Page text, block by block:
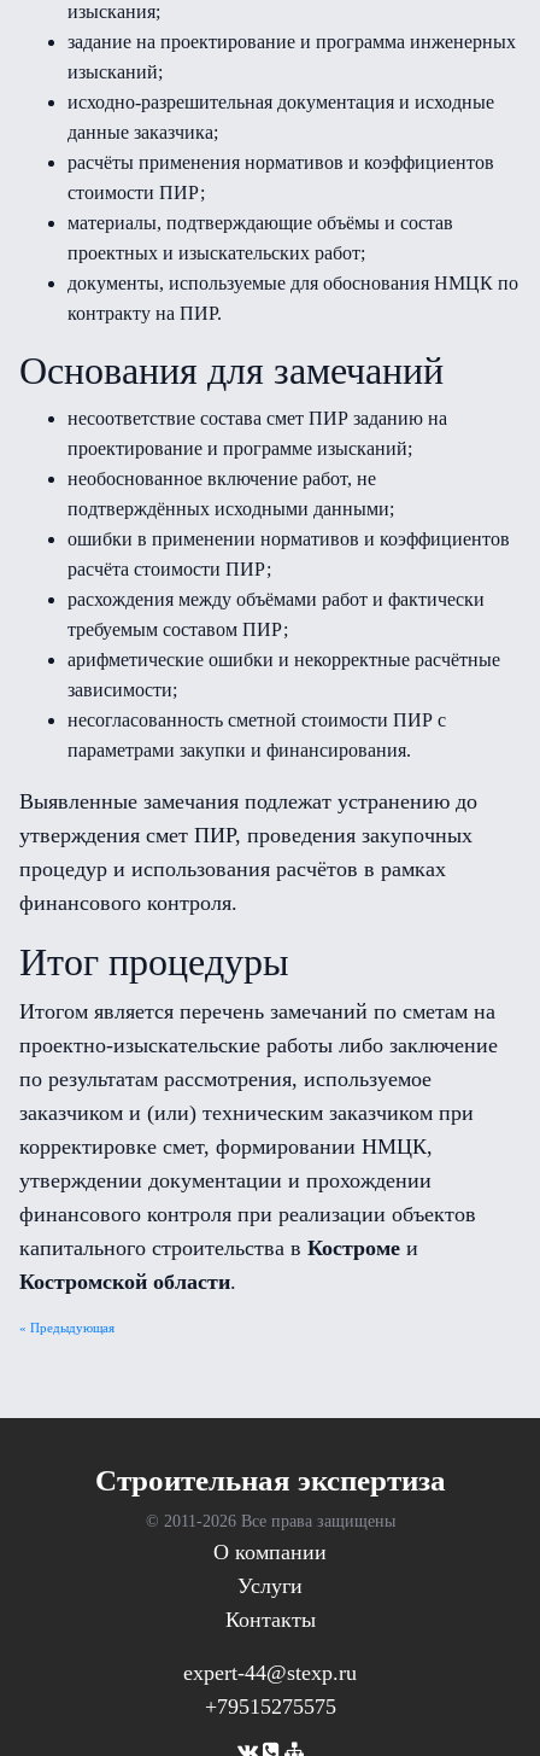
изыскания;
задание на проектирование и программа инженерных
изысканий;
исходно-разрешительная документация и исходные
данные заказчика;
расчёты применения нормативов и коэффициентов
стоимости ПИР;
материалы, подтверждающие объёмы и состав
проектных и изыскательских работ;
документы, используемые для обоснования НМЦК по
контракту на ПИР.
Основания для замечаний
несоответствие состава смет ПИР заданию на
проектирование и программе изысканий;
необоснованное включение работ, не
подтверждённых исходными данными;
ошибки в применении нормативов и коэффициентов
расчёта стоимости ПИР;
расхождения между объёмами работ и фактически
требуемым составом ПИР;
арифметические ошибки и некорректные расчётные
зависимости;
несогласованность сметной стоимости ПИР с
параметрами закупки и финансирования.
Выявленные замечания подлежат устранению до
утверждения смет ПИР, проведения закупочных
процедур и использования расчётов в рамках
финансового контроля.
Итог процедуры
Итогом является перечень замечаний по сметам на
проектно-изыскательские работы либо заключение
по результатам рассмотрения, используемое
заказчиком и (или) техническим заказчиком при
корректировке смет, формировании НМЦК,
утверждении документации и прохождении
финансового контроля при реализации объектов
капитального строительства в Костроме и
Костромской области.
« Предыдующая
Cтроительная экспертиза
© 2011-2026 Все права защищены
О компании
Услуги
Контакты
expert-44@stexp.ru
+79515275575